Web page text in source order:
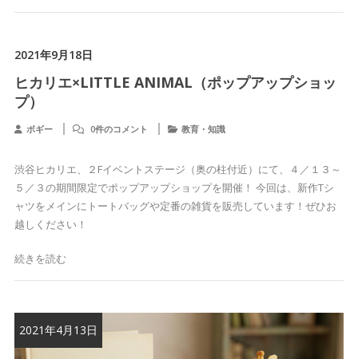
2021年9月18日
ヒカリエ×LITTLE ANIMAL（ポップアップショッ
プ）
ボギー 0件のコメント 教育・知識
渋谷ヒカリエ、２Fイベントステージ（奥の柱付近）にて、４／１３～
５／３の期間限定でポップアップショップを開催！ 今回は、新作Tシ
ャツをメインにトートバッグや定番の雑貨を販売しています！ぜひお
越しください！
続きを読む
2021年4月13日